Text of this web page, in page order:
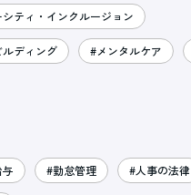
ティ・インクルージョン
ディング #メンタルケア
#勤怠管理 #人事の法律